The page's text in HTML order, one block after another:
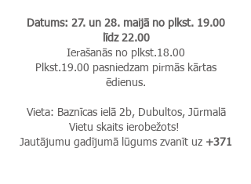
Datums: 27. un 28. maijā no plkst. 19.00
līdz 22.00
Ierašanās no plkst.18.00
Plkst.19.00 pasniedzam pirmās kārtas
ēdienus.
Vieta: Baznīcas ielā 2b, Dubultos, Jūrmalā
Vietu skaits ierobežots!
Jautājumu gadījumā lūgums zvanīt uz +371